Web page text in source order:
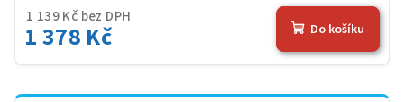
1 139 Kč bez DPH
1 378 Kč Do košíku